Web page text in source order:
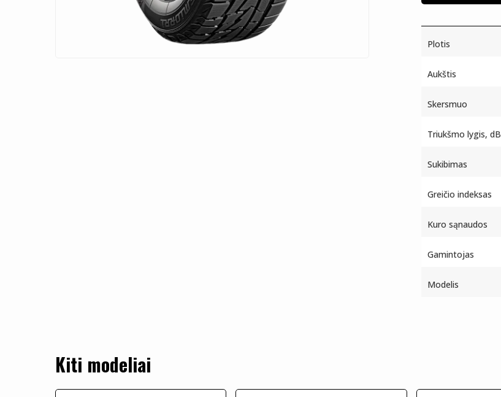
Plotis
Aukštis
Skersmuo
Triukšmo lygis, dB
Sukibimas
Greičio indeksas
Kuro sąnaudos
Gamintojas
Modelis
Kiti modeliai